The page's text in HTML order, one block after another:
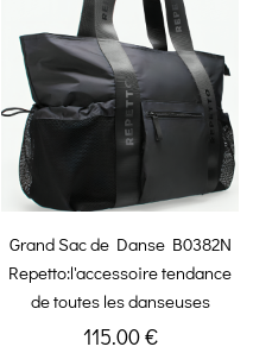
Grand Sac de Danse B0382N
Repetto:l'accessoire tendance
de toutes les danseuses
115.00 €